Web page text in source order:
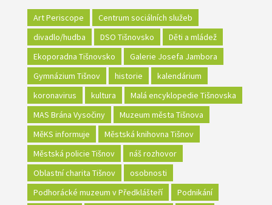
Art Periscope
Centrum sociálních služeb
divadlo/hudba
DSO Tišnovsko
Děti a mládež
Ekoporadna Tišnovsko
Galerie Josefa Jambora
Gymnázium Tišnov
historie
kalendárium
koronavirus
kultura
Malá encyklopedie Tišnovska
MAS Brána Vysočiny
Muzeum města Tišnova
MěKS informuje
Městská knihovna Tišnov
Městská policie Tišnov
náš rozhovor
Oblastní charita Tišnov
osobnosti
Podhorácké muzeum v Předklášteří
Podnikání